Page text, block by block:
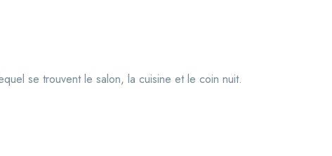
se trouvent le salon, la cuisine et le coin nuit.